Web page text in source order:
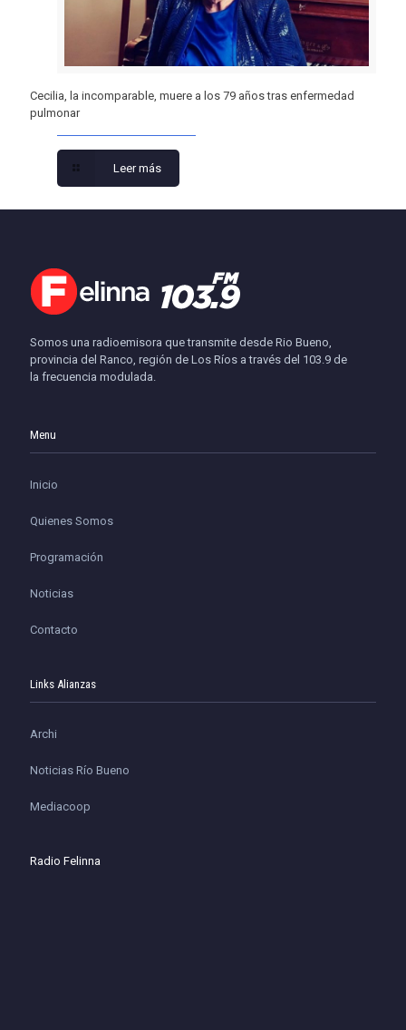
Cecilia, la incomparable, muere a los 79 años tras enfermedad
pulmonar
Leer más
Somos una radioemisora que transmite desde Rio Bueno,
provincia del Ranco, región de Los Ríos a través del 103.9 de
la frecuencia modulada.
Menu
Inicio
Quienes Somos
Programación
Noticias
Contacto
Links Alianzas
Archi
Noticias Río Bueno
Mediacoop
Radio Felinna